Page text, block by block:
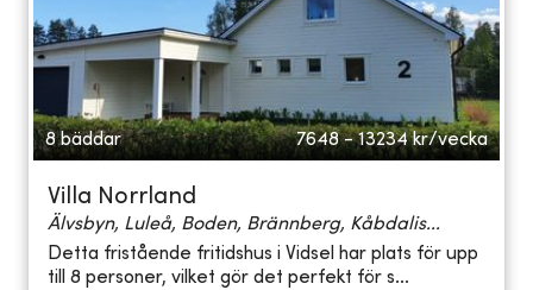
8 bäddar 7648 - 13234 kr/vecka
Villa Norrland
Älvsbyn, Luleå, Boden, Brännberg, Kåbdalis...
Detta fristående fritidshus i Vidsel har plats för upp
till 8 personer, vilket gör det perfekt för s...